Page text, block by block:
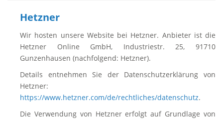
Hetzner
Wir hosten unsere Website bei Hetzner. Anbieter ist die
Hetzner Online GmbH, Industriestr. 25, 91710
Gunzenhausen (nachfolgend: Hetzner).
Details entnehmen Sie der Datenschutzerklärung von
Hetzner:
https://www.hetzner.com/de/rechtliches/datenschutz.
Die Verwendung von Hetzner erfolgt auf Grundlage von